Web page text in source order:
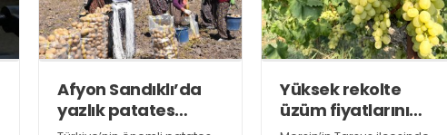
Afyon Sandıklı’da
yazlık patates
Yüksek rekolte
üzüm fiyatlarını